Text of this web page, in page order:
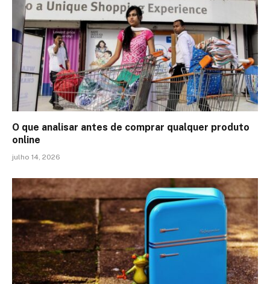
O que analisar antes de comprar qualquer produto
online
julho 14, 2026